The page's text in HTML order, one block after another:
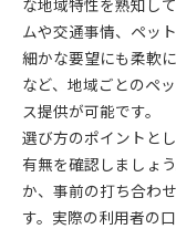
ムや交通事情、ペッ
細かな要望にも柔軟
など、地域ごとのペ
ス提供が可能です。
選び方のポイントと
有無を確認しましょ
か、事前の打ち合わ
す。実際の利用者の